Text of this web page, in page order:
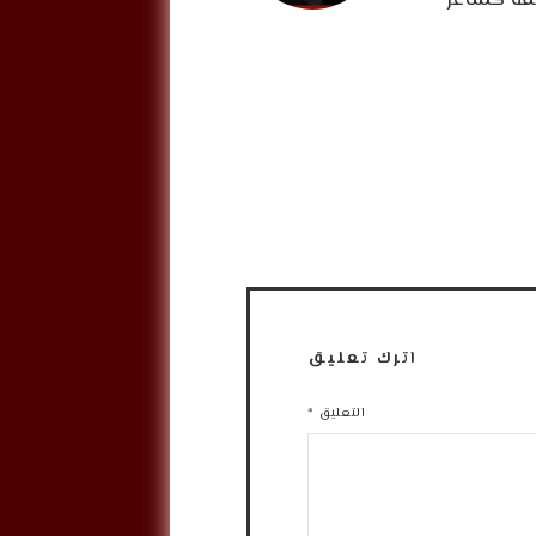
اترك تعليق
التعليق *